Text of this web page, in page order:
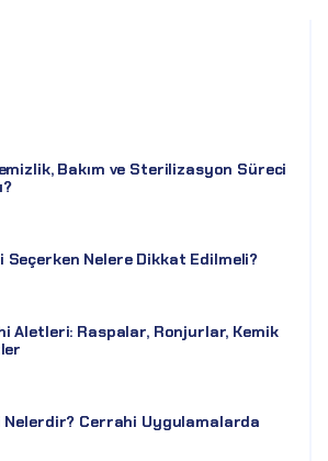
Bakım ve Sterilizasyon Süreci
Nelere Dikkat Edilmeli?
Aletleri: Raspalar, Ronjurlar, Kemik
Cerrahi Uygulamalarda